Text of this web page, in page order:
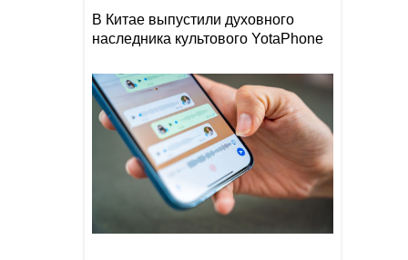
В Китае выпустили духовного
наследника культового YotaPhone